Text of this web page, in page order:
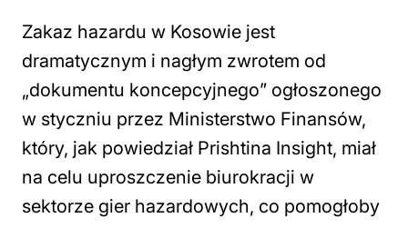
Zakaz hazardu w Kosowie jest
dramatycznym i nagłym zwrotem od
„dokumentu koncepcyjnego” ogłoszonego
w styczniu przez Ministerstwo Finansów,
który, jak powiedział Prishtina Insight, miał
na celu uproszczenie biurokracji w
sektorze gier hazardowych, co pomogłoby